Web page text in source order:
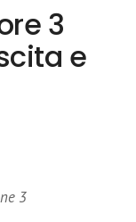
3
e
3